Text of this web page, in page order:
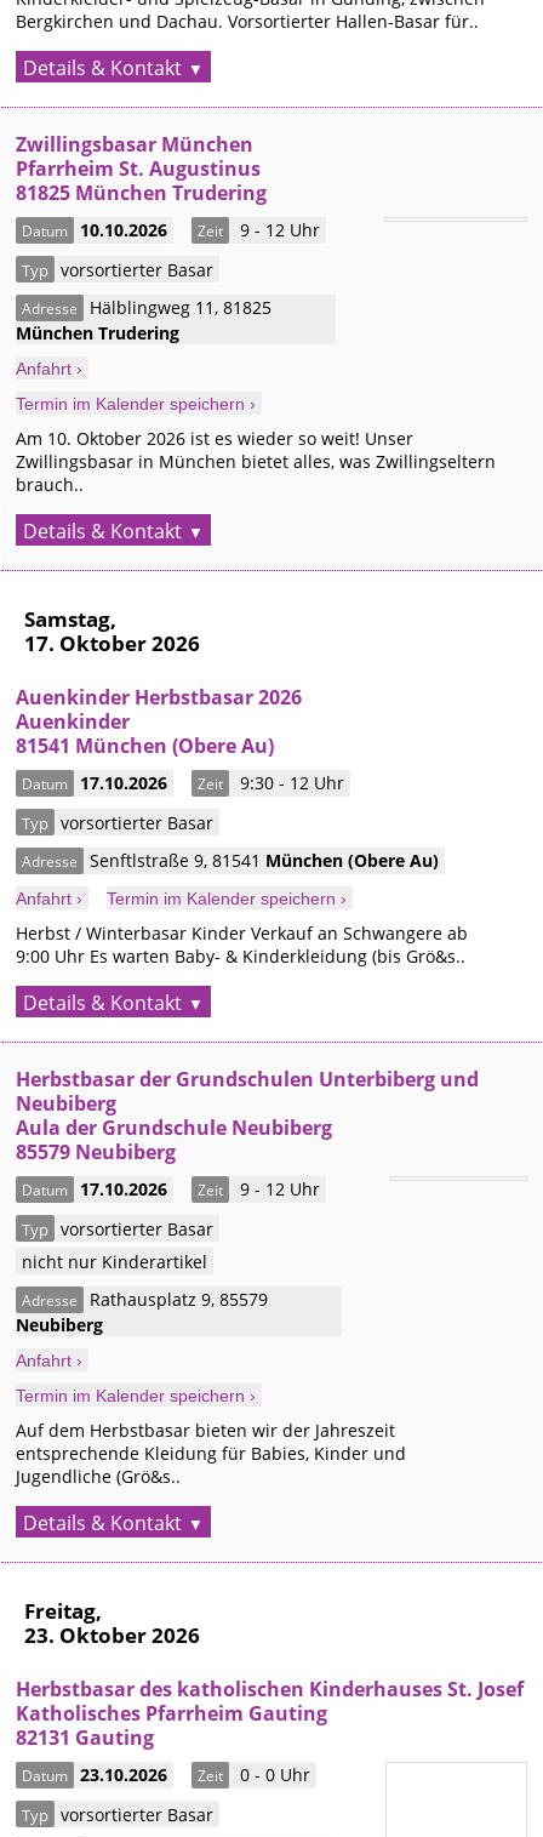
Bergkirchen und Dachau. Vorsortierter Hallen-Basar für..
Details & Kontakt
Zwillingsbasar München
Pfarrheim St. Augustinus
81825 München Trudering
Datum 10.10.2026 Zeit 9 - 12 Uhr
Typ vorsortierter Basar
Adresse Hälblingweg 11,81825
MünchenTrudering
Anfahrt ›
Termin im Kalender speichern ›
Am 10. Oktober 2026 ist es wieder so weit! Unser
Zwillingsbasar in München bietet alles, was Zwillingseltern
brauch..
Details & Kontakt
Samstag,
17. Oktober 2026
Auenkinder Herbstbasar 2026
Auenkinder
81541 München (Obere Au)
Datum 17.10.2026 Zeit 9:30 - 12 Uhr
Typ vorsortierter Basar
Adresse Senftlstraße 9,81541 München(Obere Au)
Anfahrt › Termin im Kalender speichern ›
Herbst / Winterbasar Kinder Verkauf an Schwangere ab
9:00 Uhr Es warten Baby- & Kinderkleidung (bis Grö&s..
Details & Kontakt
Herbstbasar der Grundschulen Unterbiberg und
Neubiberg
Aula der Grundschule Neubiberg
85579 Neubiberg
Datum 17.10.2026 Zeit 9 - 12 Uhr
Typ vorsortierter Basar
nicht nur Kinderartikel
Adresse Rathausplatz 9,85579
Neubiberg
Anfahrt ›
Termin im Kalender speichern ›
Auf dem Herbstbasar bieten wir der Jahreszeit
entsprechende Kleidung für Babies, Kinder und
Jugendliche (Grö&s..
Details & Kontakt
Freitag,
23. Oktober 2026
Herbstbasar des katholischen Kinderhauses St. Josef
Katholisches Pfarrheim Gauting
82131 Gauting
Datum 23.10.2026 Zeit 0 - 0 Uhr
Typ vorsortierter Basar